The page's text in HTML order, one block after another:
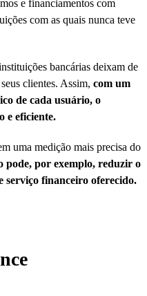
e financiamentos com
com as quais nunca teve
bancárias deixam de
clientes. Assim, com um
de cada usuário, o
e eficiente.
uma medição mais precisa do
pode, por exemplo, reduzir o
serviço financeiro oferecido.